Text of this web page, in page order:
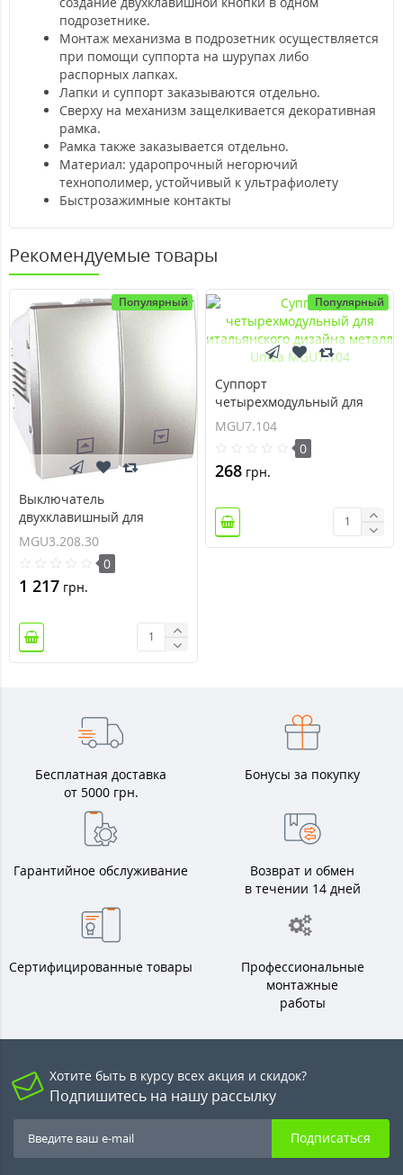
подрозетнике.
Монтаж механизма в подрозетник осуществляется
при помощи суппорта на шурупах либо
распорных лапках.
Лапки и суппорт заказываются отдельно.
Сверху на механизм защелкивается декоративная
рамка.
Рамка также заказывается отдельно.
Материал: ударопрочный негорючий
технополимер, устойчивый к ультрафиолету
Быстрозажимные контакты
Рекомендуемые товары
Популярный
Выключатель
двухклавишный для
жалюзи с фиксацией 10А
серия Unica MGU3.208.30
MGU3.208.30
0
1 217 грн.
Популярный
Суппорт
четырехмодульный для
итальянского дизайна
металл Unica MGU7.104
MGU7.104
0
268 грн.
Бесплатная доставка
от 5000 грн.
Бонусы за покупку
Гарантийное обслуживание
Возврат и обмен
в течении 14 дней
Сертифицированные товары
Профессиональные
монтажные
работы
Хотите быть в курсу всех акция и скидок?
Подпишитесь на нашу рассылку
Подписаться